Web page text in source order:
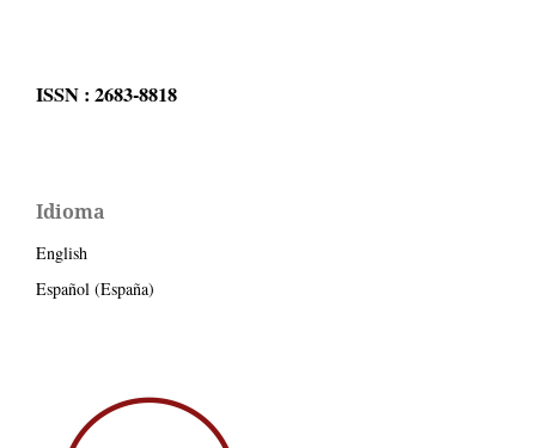
ISSN : 2683-8818
Idioma
English
Español (España)